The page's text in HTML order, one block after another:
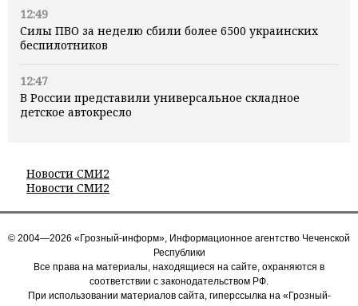
12:49
Силы ПВО за неделю сбили более 6500 украинских
беспилотников
12:47
В России представили универсальное складное
детское автокресло
Новости СМИ2
Новости СМИ2
© 2004—2026 «Грозный-информ», Информационное агентство Чеченской
Республики
Все права на материалы, находящиеся на сайте, охраняются в
соответствии с законодательством РФ.
При использовании материалов сайта, гиперссылка на «Грозный-